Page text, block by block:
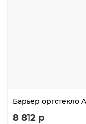
Барьер оргстекло
8 812 р